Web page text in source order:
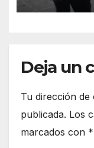
Deja un
Tu dirección
publicada. Los
marcados con *